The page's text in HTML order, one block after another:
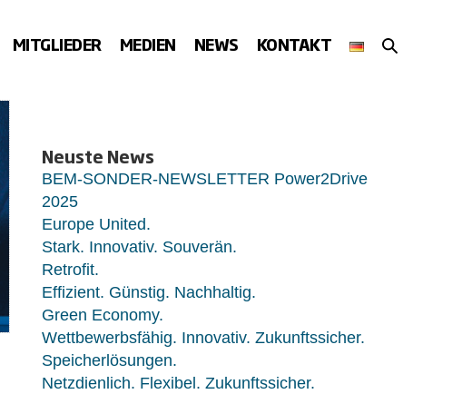
MITGLIEDER MEDIEN NEWS KONTAKT
SUCHE-
Neuste News
BEM-SONDER-NEWSLETTER Power2Drive
2025
Europe United.
Stark. Innovativ. Souverän.
Retrofit.
Effizient. Günstig. Nachhaltig.
Green Economy.
Wettbewerbsfähig. Innovativ. Zukunftssicher.
Speicherlösungen.
Netzdienlich. Flexibel. Zukunftssicher.